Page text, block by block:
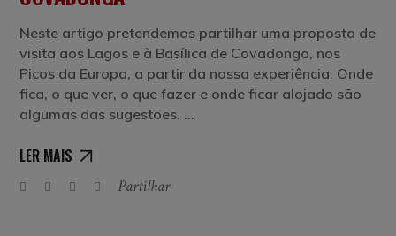
Neste artigo pretendemos partilhar uma proposta de
visita aos Lagos e à Basílica de Covadonga, nos
Picos da Europa, a partir da nossa experiência. Onde
fica, o que ver, o que fazer e onde ficar alojado são
algumas das sugestões.
LER MAIS
Partilhar